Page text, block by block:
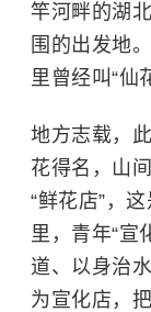
竿河畔的湖
围的出发地
里曾经叫“仙
地方志载，
花得名，山
“鲜花店”，
里，青年“宣
道、以身治
为宣化店，